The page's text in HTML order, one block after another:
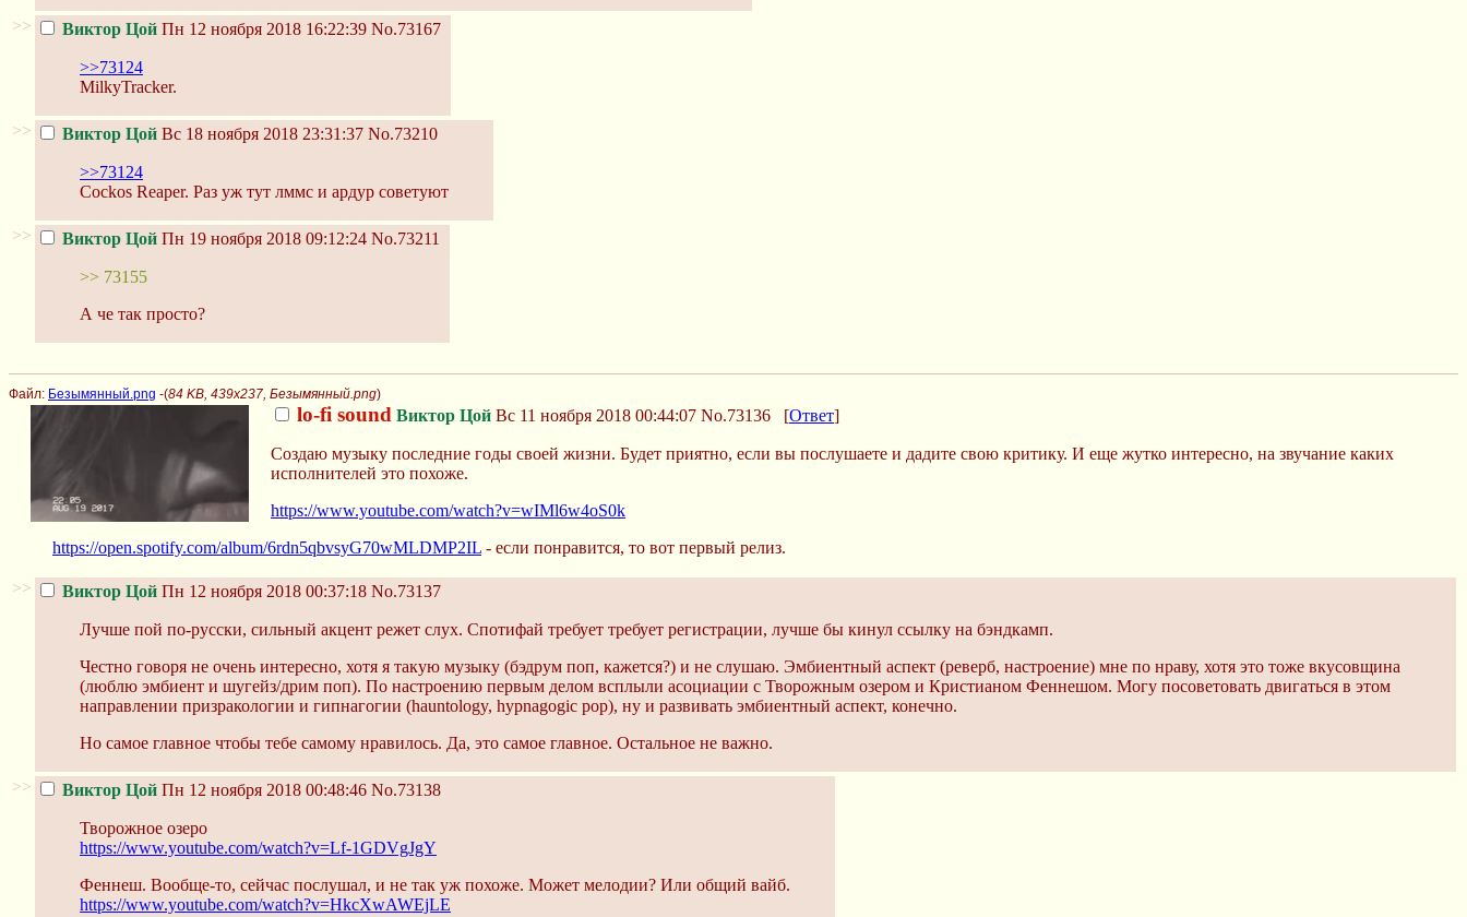
>> Виктор Цой Пн 12 ноября 2018 16:22:39 No.73167
>>73124
MilkyTracker.
>> Виктор Цой Вс 18 ноября 2018 23:31:37 No.73210
>>73124
Cockos Reaper. Раз уж тут лммс и ардур советуют
>> Виктор Цой Пн 19 ноября 2018 09:12:24 No.73211
>> 73155
А че так просто?
Файл: Безымянный.png -(84 KB, 439x237, Безымянный.png)
lo-fi sound Виктор Цой Вс 11 ноября 2018 00:44:07 No.73136 [Ответ]
Создаю музыку последние годы своей жизни. Будет приятно, если вы послушаете и дадите свою критику. И еще жутко интересно, на звучание каких
исполнителей это похоже.
https://www.youtube.com/watch?v=wIMl6w4oS0k
https://open.spotify.com/album/6rdn5qbvsyG70wMLDMP2IL - если понравится, то вот первый релиз.
>> Виктор Цой Пн 12 ноября 2018 00:37:18 No.73137
Лучше пой по-русски, сильный акцент режет слух. Спотифай требует требует регистрации, лучше бы кинул ссылку на бэндкамп.
Честно говоря не очень интересно, хотя я такую музыку (бэдрум поп, кажется?) и не слушаю. Эмбиентный аспект (реверб, настроение) мне по нраву, хотя это тоже вкусовщина
(люблю эмбиент и шугейз/дрим поп). По настроению первым делом всплыли асоциации с Творожным озером и Кристианом Феннешом. Могу посоветовать двигаться в этом
направлении призракологии и гипнагогии (hauntology, hypnagogic pop), ну и развивать эмбиентный аспект, конечно.
Но самое главное чтобы тебе самому нравилось. Да, это самое главное. Остальное не важно.
>> Виктор Цой Пн 12 ноября 2018 00:48:46 No.73138
Творожное озеро
https://www.youtube.com/watch?v=Lf-1GDVgJgY
Феннеш. Вообще-то, сейчас послушал, и не так уж похоже. Может мелодии? Или общий вайб.
https://www.youtube.com/watch?v=HkcXwAWEjLE